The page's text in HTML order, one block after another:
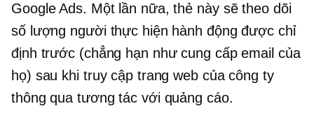
Google Ads. Một lần nữa, thẻ này sẽ theo dõi
số lượng người thực hiện hành động được chỉ
định trước (chẳng hạn như cung cấp email của
họ) sau khi truy cập trang web của công ty
thông qua tương tác với quảng cáo.